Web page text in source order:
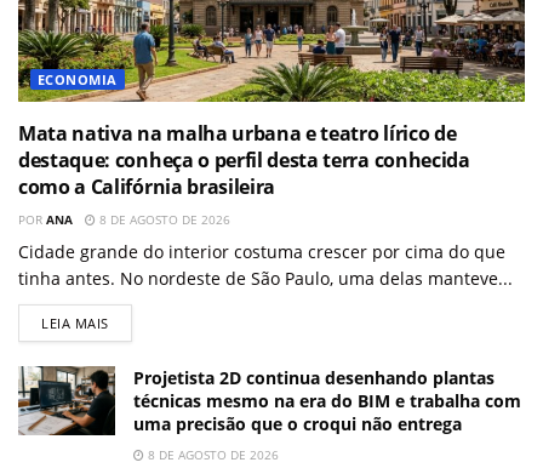
ECONOMIA
Mata nativa na malha urbana e teatro lírico de
destaque: conheça o perfil desta terra conhecida
como a Califórnia brasileira
POR ANA 8 DE AGOSTO DE 2026
Cidade grande do interior costuma crescer por cima do que
tinha antes. No nordeste de São Paulo, uma delas manteve...
LEIA MAIS
Projetista 2D continua desenhando plantas
técnicas mesmo na era do BIM e trabalha com
uma precisão que o croqui não entrega
8 DE AGOSTO DE 2026